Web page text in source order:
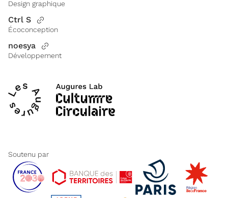
Design graphique
Ctrl S
Écoconception
noesya
Développement
Soutenu par